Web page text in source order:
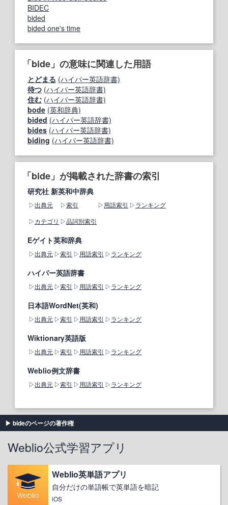
BIDEC
bided
bided one's time
「bide」の意味に関連した用語
とどまる (ハイパー英語辞書)
待つ (ハイパー英語辞書)
住む (ハイパー英語辞書)
bode (英和辞典)
bided (ハイパー英語辞書)
bides (ハイパー英語辞書)
biding (ハイパー英語辞書)
「bide」が掲載された辞書の索引
研究社 新英和中辞典
出典元 索引 用語索引
ランキング
カテゴリ
品詞別索引
Eゲイト英和辞典
出典元 索引 用語索引 ランキング
ハイパー英語辞書
出典元 索引 用語索引 ランキング
日本語WordNet(英和)
出典元 索引 用語索引 ランキング
Wiktionary英語版
出典元 索引 用語索引 ランキング
Weblio例文辞書
出典元 索引 用語索引 ランキング
bideのページの著作権
Weblio公式学習アプリ
Weblio英単語アプリ
自分だけの単語帳で英単語を暗記
iOS